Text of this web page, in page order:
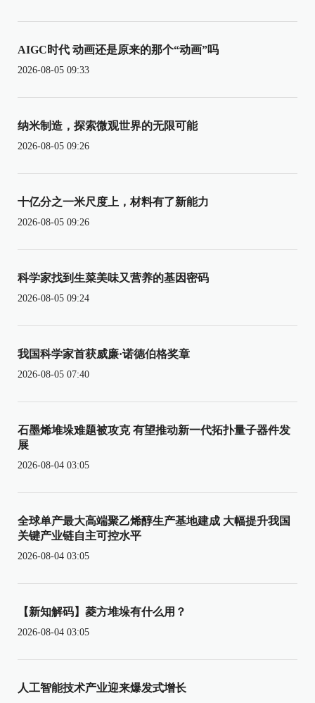
AIGC时代 动画还是原来的那个“动画”吗
2026-08-05 09:33
纳米制造，探索微观世界的无限可能
2026-08-05 09:26
十亿分之一米尺度上，材料有了新能力
2026-08-05 09:26
科学家找到生菜美味又营养的基因密码
2026-08-05 09:24
我国科学家首获威廉·诺德伯格奖章
2026-08-05 07:40
石墨烯堆垛难题被攻克 有望推动新一代拓扑量子器件发
展
2026-08-04 03:05
全球单产最大高端聚乙烯醇生产基地建成 大幅提升我国
关键产业链自主可控水平
2026-08-04 03:05
【新知解码】菱方堆垛有什么用？
2026-08-04 03:05
人工智能技术产业迎来爆发式增长